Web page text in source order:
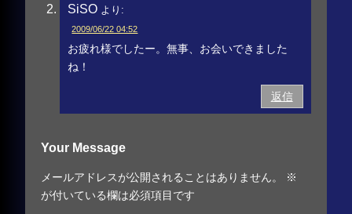
SiSO より:
2009/06/22 04:52
お疲れ様でしたー。無事、お会いできました
ね！
返信
Your Message
メールアドレスが公開されることはありません。
※
が付いている欄は必須項目です